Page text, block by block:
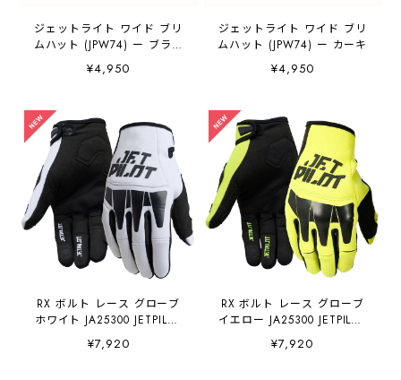
ジェットライト ワイド ブリ
ムハット (JPW74) ー ブラッ
ク
¥4,950
ジェットライト ワイド ブリ
ムハット (JPW74) ー カーキ
¥4,950
RX ボルト レース グローブ
ホワイト JA25300 JETPILOT
ジェットパイロット
¥7,920
RX ボルト レース グローブ
イエロー JA25300 JETPILOT
ジェットパイロット
¥7,920